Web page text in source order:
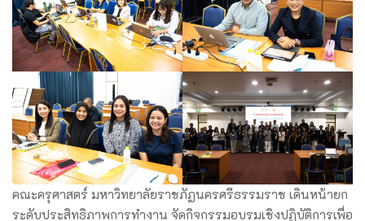
คณะครุศาสตร์ มหาวิทยาลัยราชภัฏนครศรีธรรมราช เดินหน้ายก
ระดับประสิทธิภาพการทำงาน จัดกิจกรรมอบรมเชิงปฏิบัติการเพื่อ